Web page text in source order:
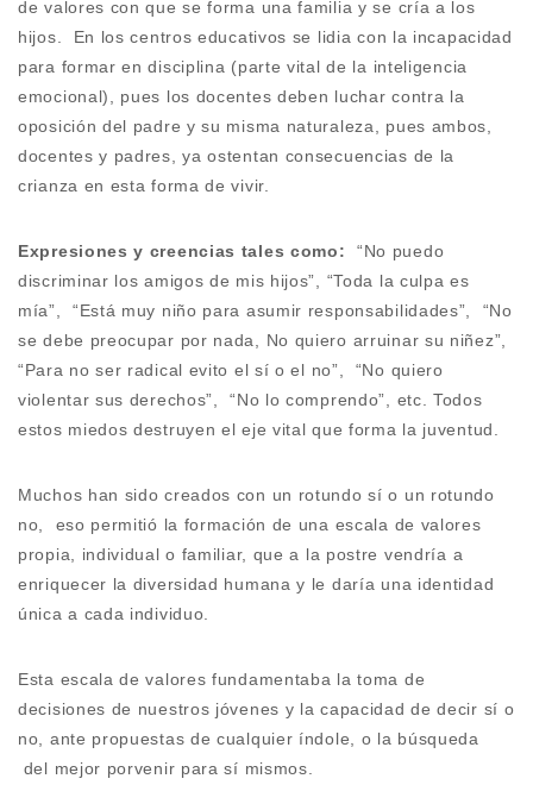
de valores con que se forma una familia y se cría a los
hijos. En los centros educativos se lidia con la incapacidad
para formar en disciplina (parte vital de la inteligencia
emocional), pues los docentes deben luchar contra la
oposición del padre y su misma naturaleza, pues ambos,
docentes y padres, ya ostentan consecuencias de la
crianza en esta forma de vivir.
Expresiones y creencias tales como: “No puedo
discriminar los amigos de mis hijos”, “Toda la culpa es
mía”, “Está muy niño para asumir responsabilidades”, “No
se debe preocupar por nada, No quiero arruinar su niñez”,
“Para no ser radical evito el sí o el no”, “No quiero
violentar sus derechos”, “No lo comprendo”, etc. Todos
estos miedos destruyen el eje vital que forma la juventud.
Muchos han sido creados con un rotundo sí o un rotundo
no, eso permitió la formación de una escala de valores
propia, individual o familiar, que a la postre vendría a
enriquecer la diversidad humana y le daría una identidad
única a cada individuo.
Esta escala de valores fundamentaba la toma de
decisiones de nuestros jóvenes y la capacidad de decir sí o
no, ante propuestas de cualquier índole, o la búsqueda
del mejor porvenir para sí mismos.